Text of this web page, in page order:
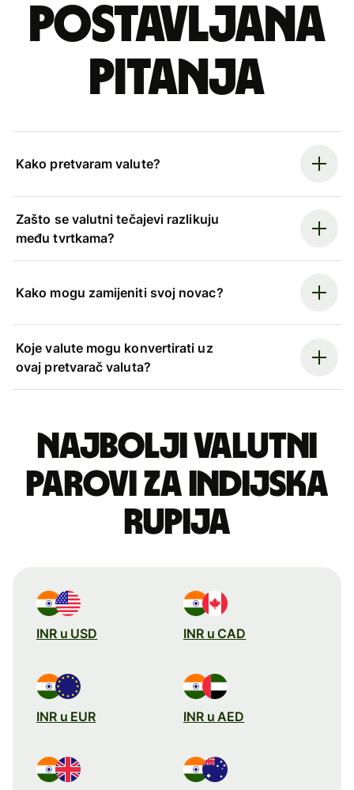
postavljana
pitanja
Kako pretvaram valute?
Zašto se valutni tečajevi razlikuju
među tvrtkama?
Kako mogu zamijeniti svoj novac?
Koje valute mogu konvertirati uz
ovaj pretvarač valuta?
Najbolji valutni
parovi za indijska
rupija
INR u USD INR u CAD
INR u EUR INR u AED